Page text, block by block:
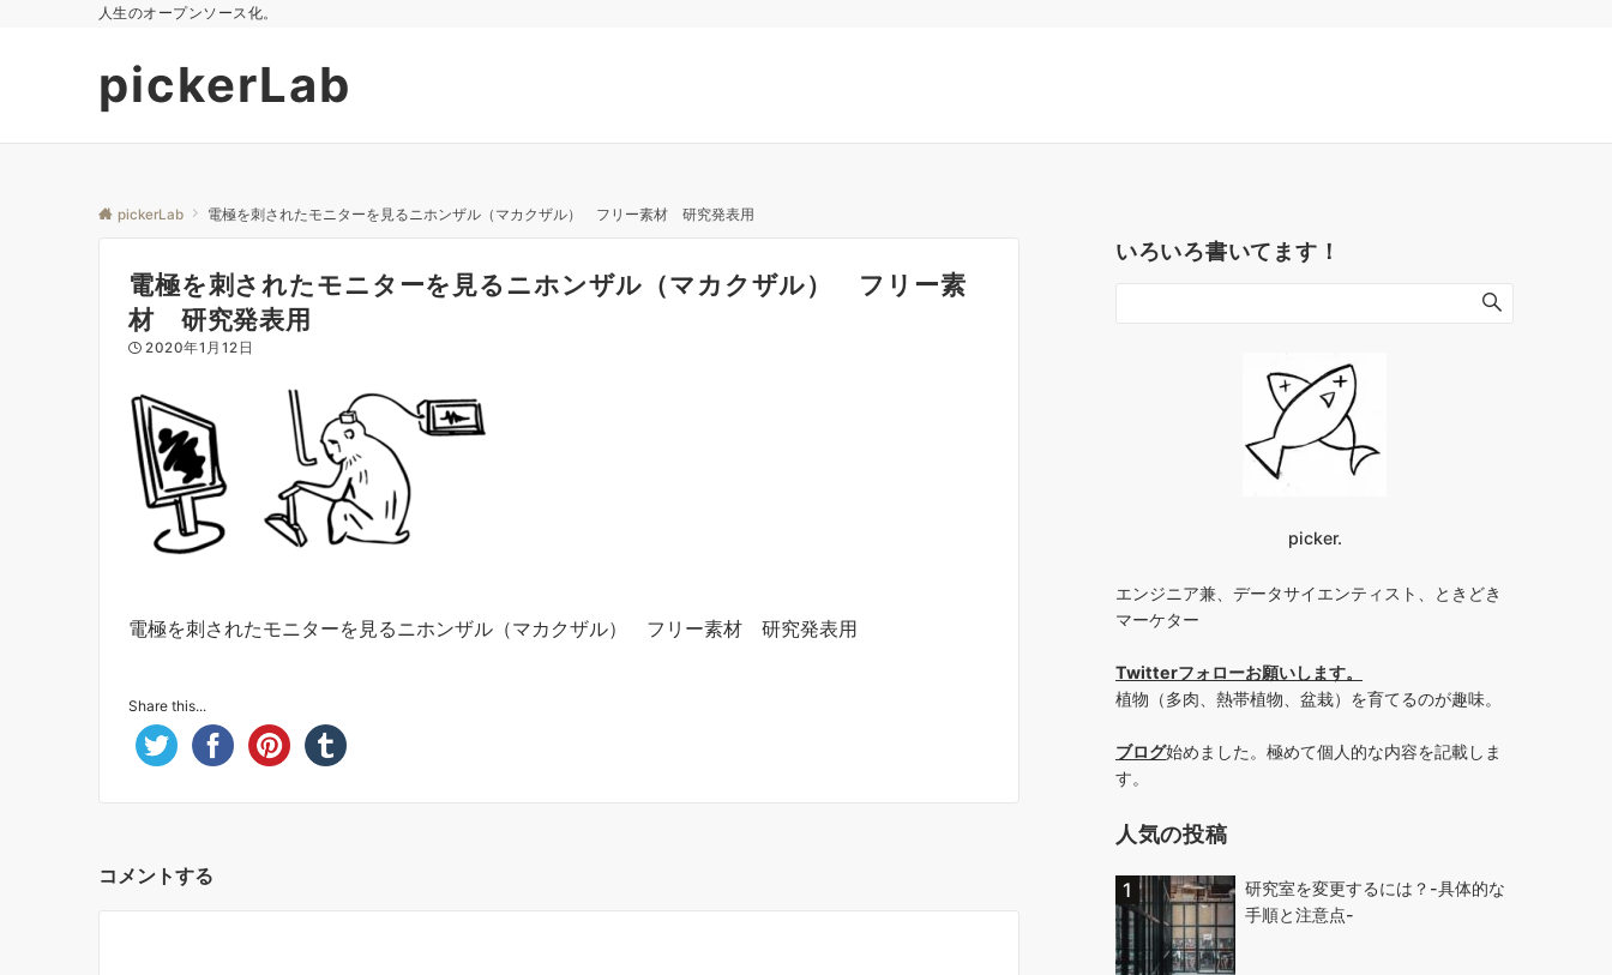
人生のオープンソース化。
pickerLab
pickerLab 電極を刺されたモニターを見るニホンザル（マカクザル） フリー素材 研究発表用
電極を刺されたモニターを見るニホンザル（マカクザル） フリー素
材 研究発表用
2020年1月12日
電極を刺されたモニターを見るニホンザル（マカクザル） フリー素材 研究発表用
Share this...
コメントする
いろいろ書いてます！
picker.
エンジニア兼、データサイエンティスト、ときどき
マーケター
Twitterフォローお願いします。
植物（多肉、熱帯植物、盆栽）を育てるのが趣味。
ブログ始めました。極めて個人的な内容を記載しま
す。
人気の投稿
研究室を変更するには？-具体的な
手順と注意点-